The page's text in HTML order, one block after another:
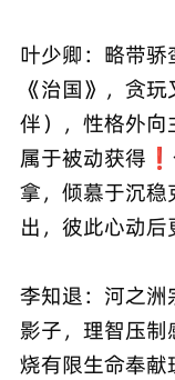
叶少卿：略带
《治国》，贪
伴），性格外向
属于被动获得
拿，倾慕于沉稳
出，彼此心动后
李知退：河之洲
影子，理智压
烧有限生命奉献